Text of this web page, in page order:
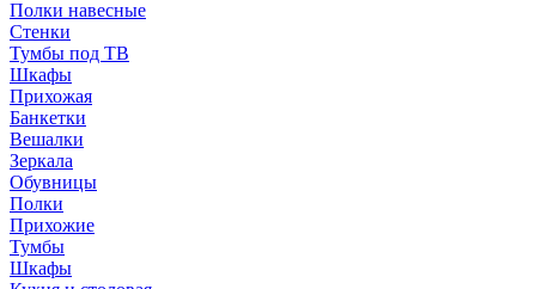
Полки навесные
Стенки
Тумбы под ТВ
Шкафы
Прихожая
Банкетки
Вешалки
Зеркала
Обувницы
Полки
Прихожие
Тумбы
Шкафы